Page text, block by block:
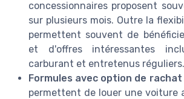
concessionnaires proposent
sur plusieurs mois. Outre la
permettent souvent de
et d'offres intéressantes
carburant et entretenus réguliers.
Formules avec option de rachat
permettent de louer une voiture